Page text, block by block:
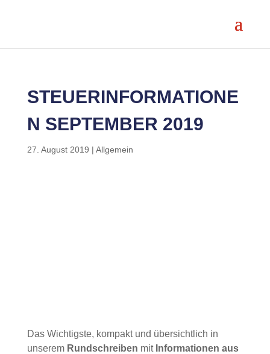
STEUERINFORMATIONE
N SEPTEMBER 2019
27. August 2019 | Allgemein
Das Wichtigste, kompakt und übersichtlich in
unseremRundschreiben mit Informationen aus